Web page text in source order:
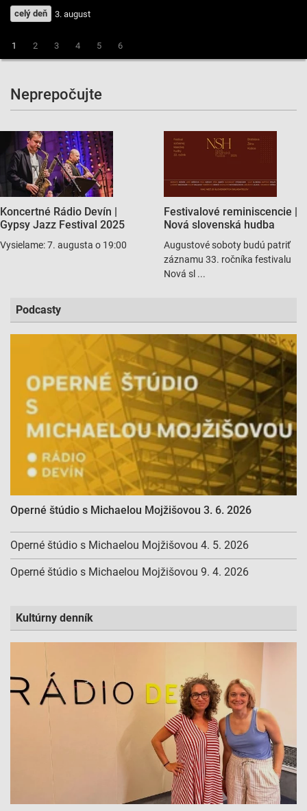
3. - 7. 8.
o 22:30
1 2 3 4 5 6
Neprepočujte
Koncertné Rádio Devín |
Gypsy Jazz Festival 2025
Vysielame: 7. augusta o 19:00
Festivalové reminiscencie |
Nová slovenská hudba
Augustové soboty budú patriť
záznamu 33. ročníka festivalu
Nová sl ...
Podcasty
Operné štúdio s Michaelou Mojžišovou 3. 6. 2026
Operné štúdio s Michaelou Mojžišovou 4. 5. 2026
Operné štúdio s Michaelou Mojžišovou 9. 4. 2026
Kultúrny denník